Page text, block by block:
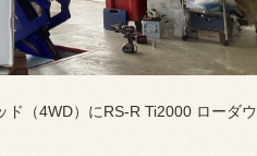
（4WD）にRS-R Ti2000 ローダウ